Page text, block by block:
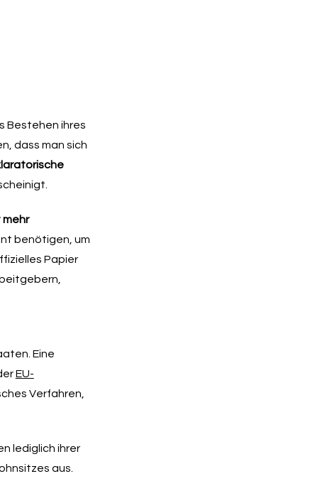
Bestehen ihres
dass man sich
mehr
benötigen, um
Papier
Eine
EU-
Verfahren,
lediglich ihrer
aus.